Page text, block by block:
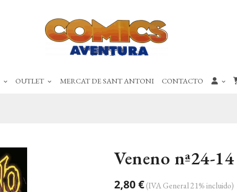
OUTLET MERCAT DE SANT ANTONI CONTACTO
Veneno nª24-14
2,80 €(IVA General 21% incluido)